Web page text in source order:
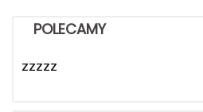
POLECAMY
zzzzz